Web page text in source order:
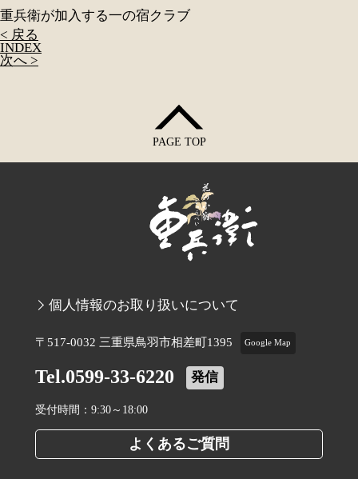
重兵衛が加入する一の宿クラブ
< 戻る
INDEX
次へ >
PAGE TOP
個人情報のお取り扱いについて
〒517-0032 三重県鳥羽市相差町1395 Google Map
Tel.0599-33-6220 発信
受付時間：9:30～18:00
よくあるご質問